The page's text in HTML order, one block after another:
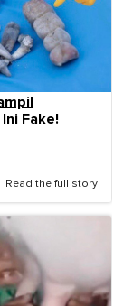
Fake!
Read the full story